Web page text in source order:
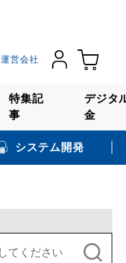
運営会社
特集記
事
デジタ
金
システム開発